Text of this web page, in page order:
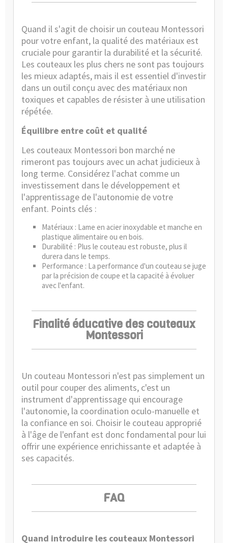
Quand il s'agit de choisir un couteau Montessori
pour votre enfant, la qualité des matériaux est
cruciale pour garantir la durabilité et la sécurité.
Les couteaux les plus chers ne sont pas toujours
les mieux adaptés, mais il est essentiel d'investir
dans un outil conçu avec des matériaux non
toxiques et capables de résister à une utilisation
répétée.
Équilibre entre coût et qualité
Les couteaux Montessori bon marché ne
rimeront pas toujours avec un achat judicieux à
long terme. Considérez l'achat comme un
investissement dans le développement et
l'apprentissage de l'autonomie de votre
enfant. Points clés :
Matériaux : Lame en acier inoxydable et manche en
plastique alimentaire ou en bois.
Durabilité : Plus le couteau est robuste, plus il
durera dans le temps.
Performance : La performance d'un couteau se juge
par la précision de coupe et la capacité à évoluer
avec l'enfant.
Finalité éducative des couteaux
Montessori
Un couteau Montessori n'est pas simplement un
outil pour couper des aliments, c'est un
instrument d'apprentissage qui encourage
l'autonomie, la coordination oculo-manuelle et
la confiance en soi. Choisir le couteau approprié
à l'âge de l'enfant est donc fondamental pour lui
offrir une expérience enrichissante et adaptée à
ses capacités.
FAQ
Quand introduire les couteaux Montessori